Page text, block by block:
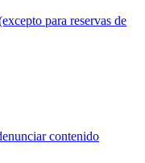
para reservas de
contenido